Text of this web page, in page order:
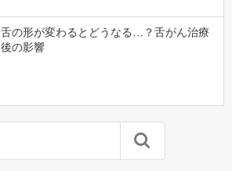
舌の形が変わるとどうなる…？舌がん治療
後の影響